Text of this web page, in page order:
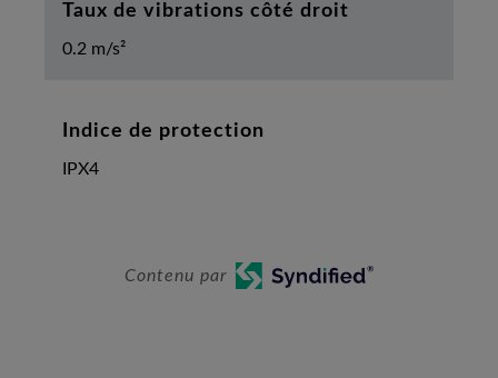
Taux de vibrations côté droit
0.2 m/s²
Indice de protection
IPX4
Contenu par